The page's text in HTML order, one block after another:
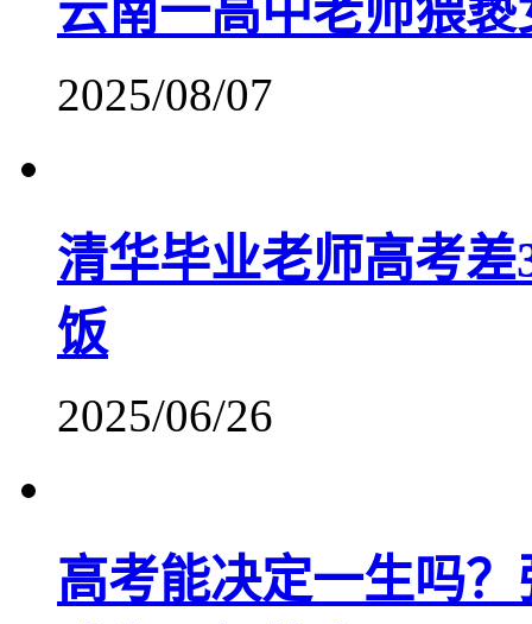
云南一高中老师猥
2025/08/07
清华毕业老师高考
饭
2025/06/26
高考能决定一生吗